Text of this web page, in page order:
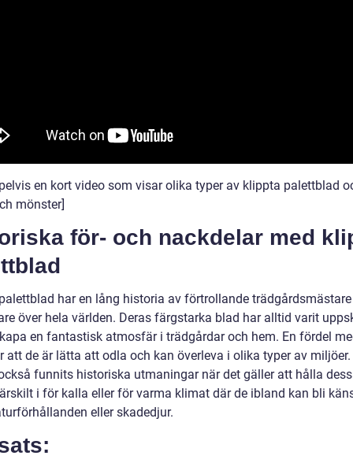
en kort video som visar olika typer av klippta palettblad
mönster]
för- och nackdelar med
har en lång historia av förtrollande
över hela världen. Deras färgstarka blad har alltid varit
en fantastisk atmosfär i trädgårdar och hem. En fördel
att de är lätta att odla och kan överleva i olika typer av
funnits historiska utmaningar när det gäller att hålla
i för kalla eller för varma klimat där de ibland kan bli
eller skadedjur.